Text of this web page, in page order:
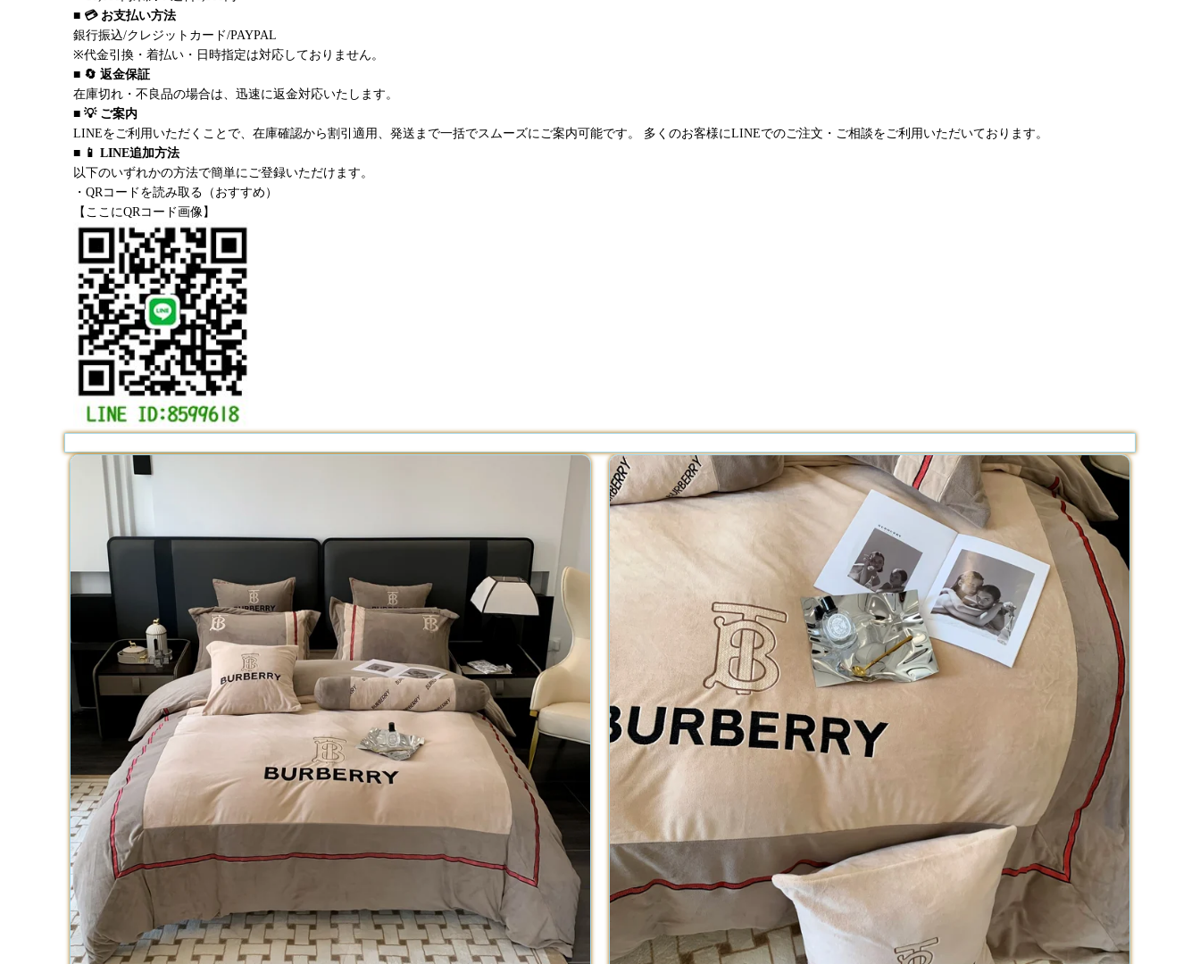
■ 💳 お支払い方法
銀行振込/クレジットカード/PAYPAL
※代金引換・着払い・日時指定は対応しておりません。
■ 🔄 返金保証
在庫切れ・不良品の場合は、迅速に返金対応いたします。
■ 💡 ご案内
LINEをご利用いただくことで、在庫確認から割引適用、発送まで一括でスムーズにご案内可能です。 多くのお客様にLINEでのご注文・ご相談をご利用いただいております。
■ 📱 LINE追加方法
以下のいずれかの方法で簡単にご登録いただけます。
・QRコードを読み取る（おすすめ）
【ここにQRコード画像】